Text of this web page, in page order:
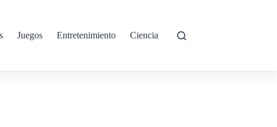
Juegos Entretenimiento Ciencia